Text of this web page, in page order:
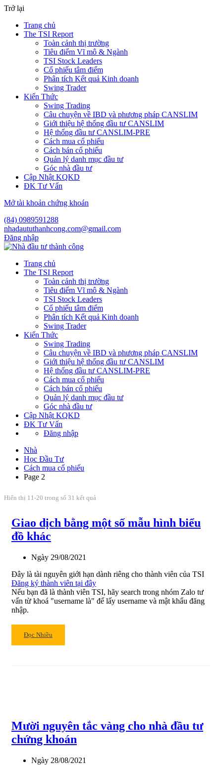
Trở lại
Trang chủ
The TSI Report
Toàn cảnh thị trường
Tiêu điểm Vĩ mô & Ngành
TSI Stock Leaders
Cổ phiếu tâm điểm
Phân tích Kết quả Kinh doanh
Swing Trader
Kiến Thức
Swing Trading
Câu chuyện về IBD và phương pháp CANSLIM
Giới thiệu hệ thống đầu tư CANSLIM
Hệ thống đầu tư CANSLIM-PRE
Cách mua cổ phiếu
Cách bán cổ phiếu
Quản lý danh mục đầu tư
Góc nhà đầu tư
Cập Nhật KQKD
ĐK Tư Vấn
Mở tài khoản chứng khoán
(84) 0989591288
nhadaututhanhcong.com@gmail.com
Đăng nhập
Trang chủ
The TSI Report
Toàn cảnh thị trường
Tiêu điểm Vĩ mô & Ngành
TSI Stock Leaders
Cổ phiếu tâm điểm
Phân tích Kết quả Kinh doanh
Swing Trader
Kiến Thức
Swing Trading
Câu chuyện về IBD và phương pháp CANSLIM
Giới thiệu hệ thống đầu tư CANSLIM
Hệ thống đầu tư CANSLIM-PRE
Cách mua cổ phiếu
Cách bán cổ phiếu
Quản lý danh mục đầu tư
Góc nhà đầu tư
Cập Nhật KQKD
ĐK Tư Vấn
Đăng nhập
Nhà
Học Đầu Tư
Cách mua cổ phiếu
Page 2
Hiển thị 11-20 trong số 31 kết quả
Giao dịch bằng một số mẫu hình biểu
đồ khác
Ngày 29/08/2021
Đây là tài nguyên giới hạn dành riêng cho thành viên của TSI
Đăng ký thành viên tại đây
Nếu bạn đã là thành viên TSI, hãy search trong nhóm Zalo tư
vấn từ khoá "username là" để lấy username và mật khẩu đăng
nhập.
Read
more
hình
biểu
đồ
Đọc Nhiều
Mười nguyên tắc vàng cho nhà đầu tư
chứng khoán
Ngày 28/08/2021